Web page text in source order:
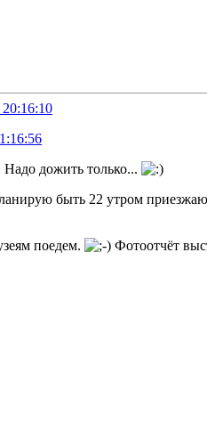
дожить только...
быть 22 утром
поедем.
Фотоотчёт